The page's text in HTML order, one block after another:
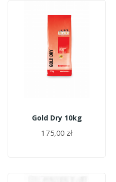
Gold Dry 10kg
175,00 zł